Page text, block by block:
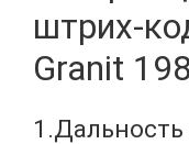
штрих-
Granit